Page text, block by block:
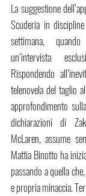
La suggestione
Scuderia in
settimana,
un’intervista
Rispondendo
telenovela del taglio
approfondimento
dichiarazioni di
McLaren, assume
Mattia Binotto ha
passando a quella
e propria minaccia.